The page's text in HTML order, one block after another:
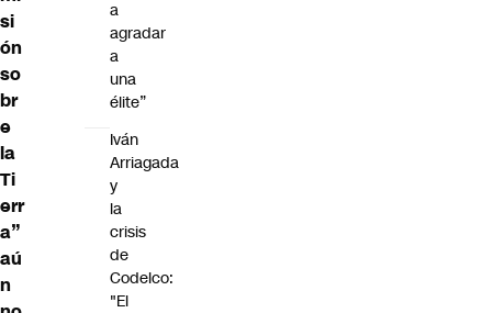
si
ón
so
br
e
la
Ti
err
a”
aú
n
a
agradar
a
una
élite”
Iván
Arriagada
y
la
crisis
de
Codelco:
"El